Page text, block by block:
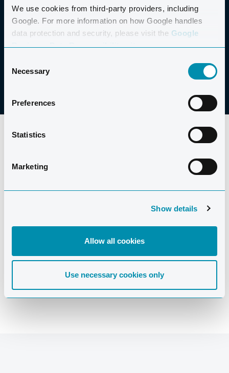
We use cookies from third-party providers, including
Google. For more information on how Google handles
data protection and security, please visit the Google
Business Data Responsibility site.
Selection
Necessary
Preferences
Statistics
Marketing
Show details
Allow all cookies
Use necessary cookies only
CYKELUDLEJNING
AFLYSNING OG REFUNDERING
HAR DU SPØRGSMÅL?
kontakte os. Vi står altid klar til at hjælpe dig.